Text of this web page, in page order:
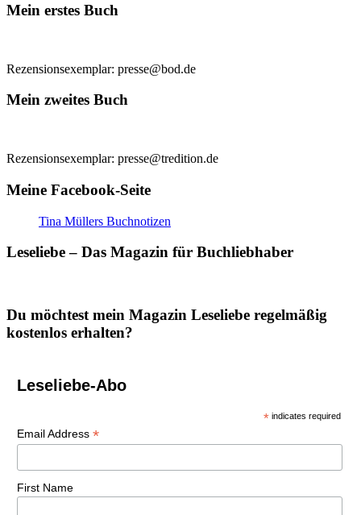
Mein erstes Buch
Rezensionsexemplar: presse@bod.de
Mein zweites Buch
Rezensionsexemplar: presse@tredition.de
Meine Facebook-Seite
Tina Müllers Buchnotizen
Leseliebe – Das Magazin für Buchliebhaber
Du möchtest mein Magazin Leseliebe regelmäßig
kostenlos erhalten?
Leseliebe-Abo
* indicates required
Email Address *
First Name